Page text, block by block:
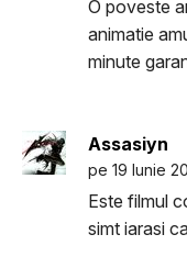
O poveste
animatie
minute
Assasiyn
pe 19 Iunie
Este filmul
simt iarasi